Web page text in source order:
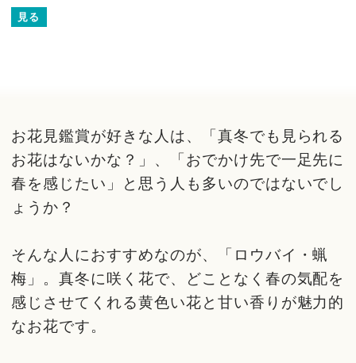
見る
お花見鑑賞が好きな人は、「真冬でも見られる
お花はないかな？」、「おでかけ先で一足先に
春を感じたい」と思う人も多いのではないでし
ょうか？
そんな人におすすめなのが、「ロウバイ・蝋
梅」。真冬に咲く花で、どことなく春の気配を
感じさせてくれる黄色い花と甘い香りが魅力的
なお花です。